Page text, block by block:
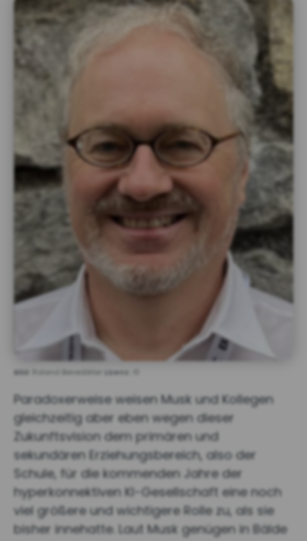
Bild: Roland Benedikter Lizenz:
Paradoxerweise weisen Musk und Kollegen
gleichzeitig aber eben wegen dieser
Zukunftsvision dem primären und
sekundären Erziehungsbereich, also der
Schule, für die kommenden Jahre der
hyperkonnektiven KI-Gesellschaft eine noch
viel größere und wichtigere Rolle zu, als sie
bisher innehatte. Laut Musk genügen in Bälde